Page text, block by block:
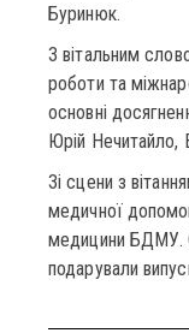
Буринюк.
З вітальним
роботи та
основні
Юрій Нечитайло,
Зі сцени з
медичної
медицини БДМУ.
подарували